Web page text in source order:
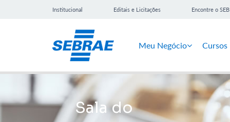
Institucional Editais e Licitações Encontre o
Meu Negócio Cursos
Sala do